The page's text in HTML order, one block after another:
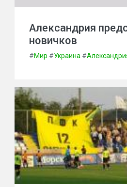
Александрия
новичков
#Мир #Украина #